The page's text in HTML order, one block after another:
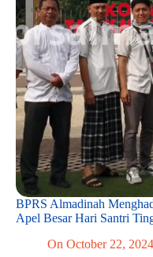
BPRS Almadinah
Apel Besar Hari Santri
On October 22, 2024